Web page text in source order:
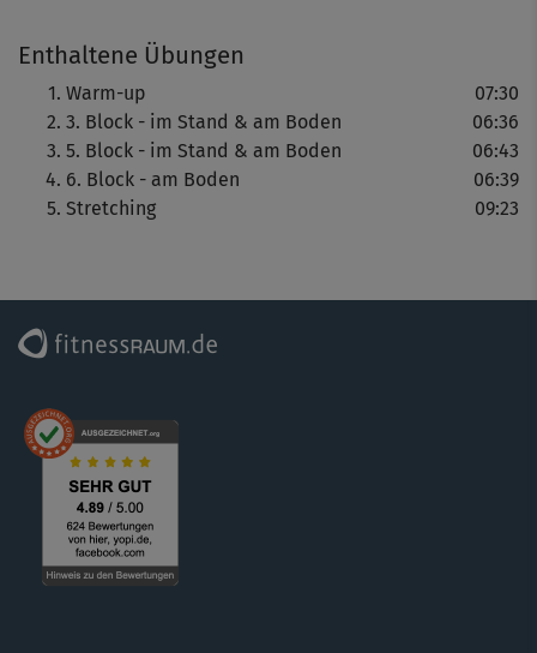
eine Matte, denn trainiert wird auch am Boden. Ausruhen
kannst du dich trotzdem erst nach dem Workout -
schließlich sind die Übungen wieder sehr intensiv und
fordernd. Neben den Kurzhantel-Parts für mehr
Kraftausdauer kommt auch das Cardiotraining nicht zu
kurz. In kurzen, intensiven Intervallen (HIIT) wird dein
Stoffwechsel noch einmal so richtig gepusht.
Jabs, Plank Rows und den Bauchübungen mit Gewichten
deinem Training raus und minimierst das
Verletzungsrisiko. Zum Abschluss gibt es noch einen
Cooldown mit Stretching, der richtig gut tut und die
beanspruchte Muskulatur lockert und dehnt.
Enthaltene Übungen
Warm-up
07:30
3. Block - im Stand & am Boden
06:36
5. Block - im Stand & am Boden
06:43
6. Block - am Boden
06:39
Stretching
09:23